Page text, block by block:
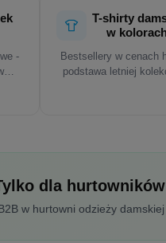
-
T-shirty
w
Bestsellery w cenach
podstawa letniej
dla
w hurtowni odzieży